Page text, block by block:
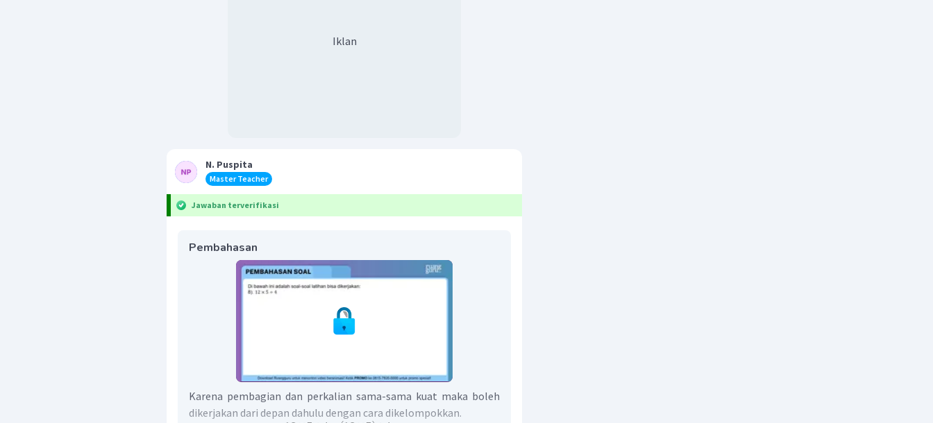
Iklan
N. Puspita
Master Teacher
Jawaban terverifikasi
Pembahasan
Karena pembagian dan perkalian sama-sama kuat maka boleh
dikerjakan dari depan dahulu dengan cara dikelompokkan.